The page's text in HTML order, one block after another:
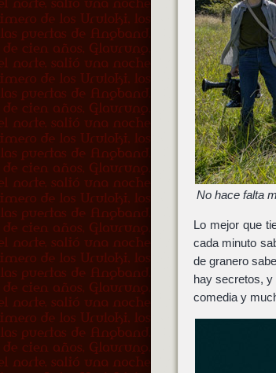
No hace falta
Lo mejor que
cada minuto
de granero
hay secretos,
comedia y